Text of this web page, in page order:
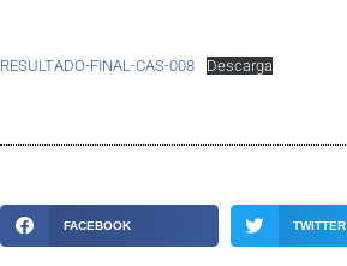
RESULTADO-FINAL-CAS-008 Descarga
FACEBOOK TWITTER